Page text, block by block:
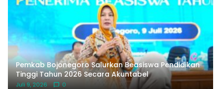
Pemkab Bojonegoro Salurkan Beasiswa Pendidikan
Tinggi Tahun 2026 Secara Akuntabel
Juli 9, 2026 0